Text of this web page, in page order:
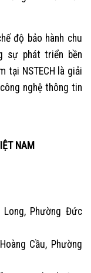
độ bảo hành chu
sự phát triển bền
tại NSTECH là giải
nghệ thông tin
NAM
Phường Đức
Cầu, Phường